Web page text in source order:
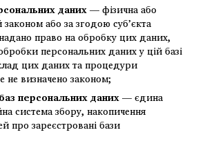
даних— фізична або
або за згодою суб’єкта
право на обробку цих даних,
персональних даних у цій базі
цих даних та процедури
не визначено законом;
персональних даних— єдина
система збору, накопичення
про зареєстровані бази